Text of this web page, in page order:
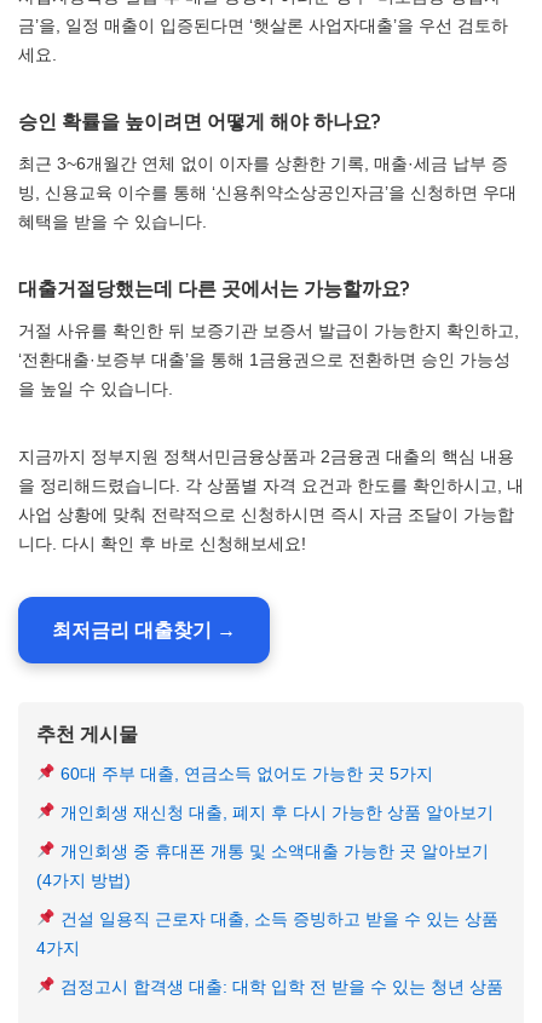
금’을, 일정 매출이 입증된다면 ‘햇살론 사업자대출’을 우선 검토하
세요.
승인 확률을 높이려면 어떻게 해야 하나요?
최근 3~6개월간 연체 없이 이자를 상환한 기록, 매출·세금 납부 증
빙, 신용교육 이수를 통해 ‘신용취약소상공인자금’을 신청하면 우대
혜택을 받을 수 있습니다.
대출거절당했는데 다른 곳에서는 가능할까요?
거절 사유를 확인한 뒤 보증기관 보증서 발급이 가능한지 확인하고,
‘전환대출·보증부 대출’을 통해 1금융권으로 전환하면 승인 가능성
을 높일 수 있습니다.
지금까지 정부지원 정책서민금융상품과 2금융권 대출의 핵심 내용
을 정리해드렸습니다. 각 상품별 자격 요건과 한도를 확인하시고, 내
사업 상황에 맞춰 전략적으로 신청하시면 즉시 자금 조달이 가능합
니다. 다시 확인 후 바로 신청해보세요!
최저금리 대출찾기 →
추천 게시물
60대 주부 대출, 연금소득 없어도 가능한 곳 5가지
개인회생 재신청 대출, 폐지 후 다시 가능한 상품 알아보기
개인회생 중 휴대폰 개통 및 소액대출 가능한 곳 알아보기
(4가지 방법)
건설 일용직 근로자 대출, 소득 증빙하고 받을 수 있는 상품
4가지
검정고시 합격생 대출: 대학 입학 전 받을 수 있는 청년 상품